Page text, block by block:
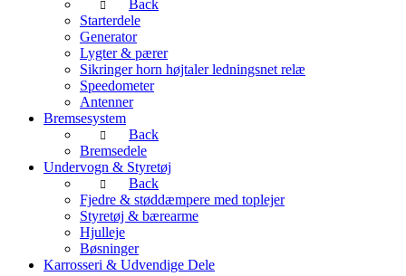
Back
Starterdele
Generator
Lygter & pærer
Sikringer horn højtaler ledningsnet relæ
Speedometer
Antenner
Bremsesystem
Back
Bremsedele
Undervogn & Styretøj
Back
Fjedre & støddæmpere med toplejer
Styretøj & bærearme
Hjulleje
Bøsninger
Karrosseri & Udvendige Dele